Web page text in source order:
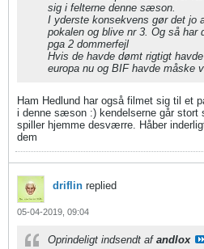
sig i felterne denne sæson.
I yderste konsekvens gør det jo
pokalen og blive nr 3. Og så
pga 2 dommerfejl
Hvis de havde dømt rigtigt
europa nu og BIF havde måske
Ham Hedlund har også filmet sig til et
i denne sæson :) kendelserne går stort
spiller hjemme desværre. Håber
dem
driflin replied
05-04-2019, 09:04
Oprindeligt indsendt af andlox